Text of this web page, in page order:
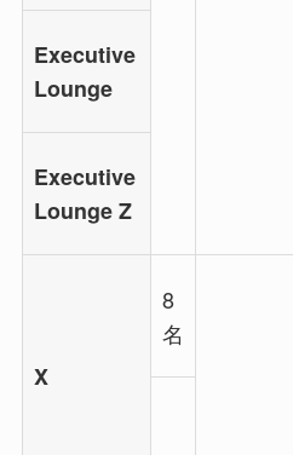
Executive
Lounge
Executive
Lounge Z
X
8
名